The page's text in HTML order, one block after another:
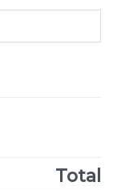
Total